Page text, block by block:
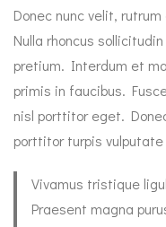
Donec nunc velit,
Nulla rhoncus
pretium. Interdum et
primis in faucibus.
nisl porttitor eget.
porttitor turpis
Vivamus tristique
Praesent magna